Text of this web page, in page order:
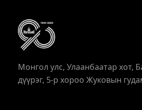
Монгол улс, Улаанбаатар хот,
дүүрэг, 5-р хороо Жуковын